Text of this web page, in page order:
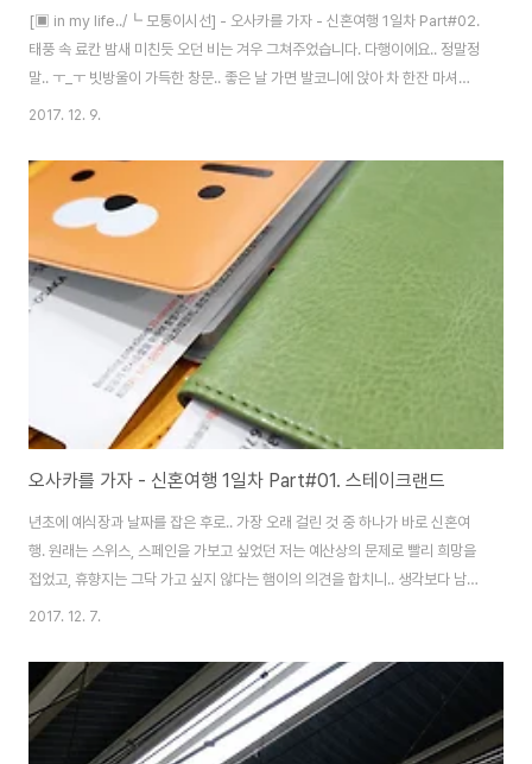
[▣ in my life../┗ 모퉁이시선] - 오사카를 가자 - 신혼여행 1일차 Part#02.
태풍 속 료칸 밤새 미친듯 오던 비는 겨우 그쳐주었습니다. 다행이에요.. 정말정
말.. ㅜ_ㅜ 빗방울이 가득한 창문.. 좋은 날 가면 발코니에 앉아 차 한잔 마셔도
참 좋을 것 같아요. - 누르면 커져요. 료칸의 뷰는 이런 모습입니다.구름이 아쉽
다. 전날 신청해 놓은데로 조식이 준비됩니다. 일식과 양식 중 선택 가능해요.
전 양식을 선택했어요. 햄이는 당연히 일식. 저는 빵을 좋아하니까요. 계란후라
이도 선택이 가능합니다. 서니사이드업, 오버이지 등.. 일본식 계란말이는 조금
달아요. 원래는 아침을 안먹지만.. 료칸이 얼만데.. 챙겨먹..
2017. 12. 9.
오사카를 가자 - 신혼여행 1일차 Part#01. 스테이크랜드
년초에 예식장과 날짜를 잡은 후로.. 가장 오래 걸린 것 중 하나가 바로 신혼여
행. 원래는 스위스, 스페인을 가보고 싶었던 저는 예산상의 문제로 빨리 희망을
접었고, 휴향지는 그닥 가고 싶지 않다는 햄이의 의견을 합치니.. 생각보다 남는
곳이 없더군요. 그래서 가깝고, 둘 다 좋아하는 일본으로 결정. 그 중에서도 오
택을 후회하진 않습니다. ^^ 하지만 신혼여행을 고민하는 분들께는 휴향지를
권하기로 했어요. 여러모로 정말 피곤하거든요. ㅋ 10년만에 다시 가는 오사카.
그새 세상이 많이 변했어요. 지도와 방위로 길 찾던 때에 비하면 정말 비약적으
로 좋아졌죠. 김포공항에서 출발합니다. 요새 오사카는 거의 김포에서 가는 것
2017. 12. 7.